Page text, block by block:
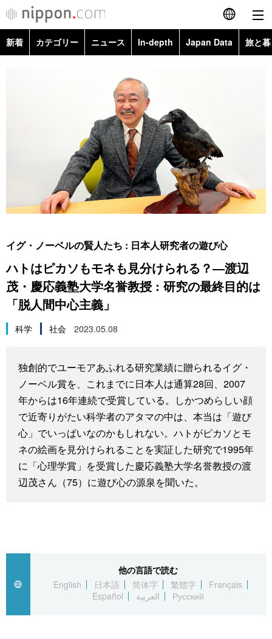
English
Français
Español
العربية
経済・ビジネス
社会
文化
科学・技術
スポーツ・東京2020
旅と暮らし
動画/Live
Books
Topics
Images
People
公式SNS
新着 カテゴリー ニュース In-depth Japan Data 旅と
スポーツ・東京2020
お知らせ
イグ・ノーベルの賢人たち : 日本人研究者の遊び心
ハトはピカソもモネも見分けられる？―渡辺
茂・慶応義塾大学名誉教授 : 研究の最終目的は
「脱人間中心主義」
科学 社会 2023.05.08
独創的でユーモアあふれる研究業績に贈られるイグ・
ノーベル賞を、これまでに日本人は通算28回、2007
年からは16年連続で受賞している。しかつめらしい顔
で近寄りがたい科学者のアタマの中は、本当は「遊び
心」でいっぱいなのかもしれない。ハトがピカソとモ
ネの絵画を見分けられることを実証した研究で1995年
に「心理学賞」を受賞した慶応義塾大学名誉教授の渡
辺茂さん（75）に遊び心の源泉を聞いた。
他の言語で読む
English
日本語 简体字 繁體字
Français
Español
العربية Русский